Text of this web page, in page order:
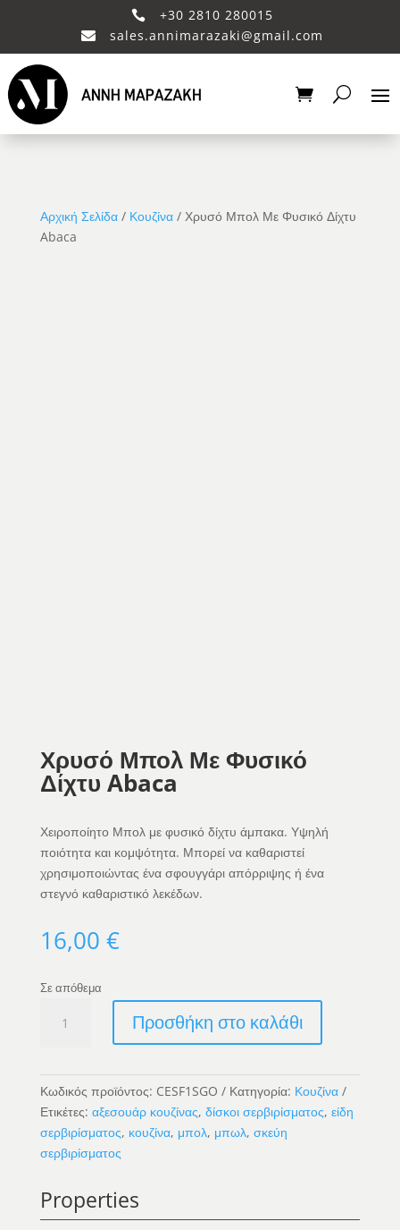
 +30 2810 280015
 sales.annimarazaki@gmail.com
Αρχική Σελίδα/ Κουζίνα/ Χρυσό Μπολ Με Φυσικό Δίχτυ
Abaca
Χρυσό Μπολ Με Φυσικό
Δίχτυ Abaca
Χειροποίητο Μπολ με φυσικό δίχτυ άμπακα. Υψηλή
ποιότητα και κομψότητα. Μπορεί να καθαριστεί
χρησιμοποιώντας ένα σφουγγάρι απόρριψης ή ένα
στεγνό καθαριστικό λεκέδων.
16,00 €
Σε απόθεμα
Μπολ
Δίχτυ
Abaca
ποσότητα
Προσθήκη στο καλάθι
Κωδικός προϊόντος: CESF1SGO Κατηγορία: Κουζίνα
Ετικέτες: αξεσουάρ κουζίνας, δίσκοι σερβιρίσματος, είδη
σερβιρίσματος, κουζίνα, μπολ, μπωλ, σκεύη
σερβιρίσματος
Properties